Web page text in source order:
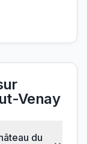
Venay
du